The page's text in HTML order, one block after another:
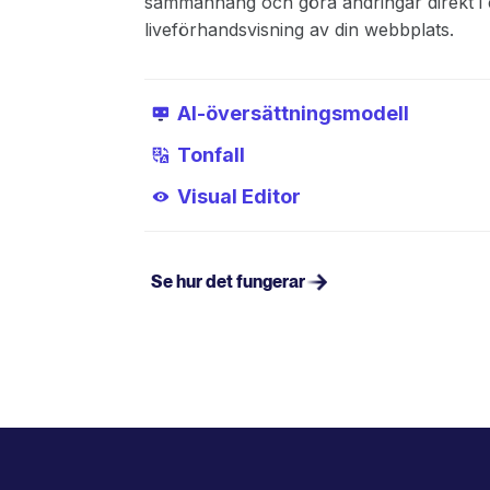
liveförhandsvisning av din webbplats.
AI-översättningsmodell
Tonfall
Visual Editor
Se hur det fungerar